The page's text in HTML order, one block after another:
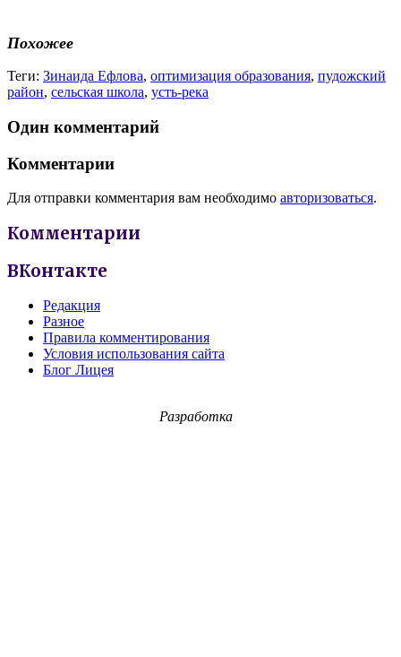
Похожее
Теги: Зинаида Ефлова, оптимизация образования, пудожский
район, сельская школа, усть-река
Один комментарий
Комментарии
Для отправки комментария вам необходимо авторизоваться.
Комментарии
ВКонтакте
Редакция
Разное
Правила комментирования
Условия использования сайта
Блог Лицея
Разработка